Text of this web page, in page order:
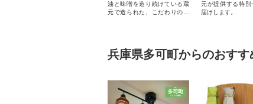
油と味噌を造り続けている蔵
元で造られた、こだわりの伝
元が提供する特別
届けします。
兵庫県多可町からのおすす